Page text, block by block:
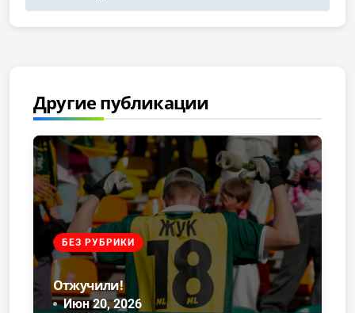
Другие публикации
БЕЗ РУБРИКИ
Отжучили!
Июн 20, 2026